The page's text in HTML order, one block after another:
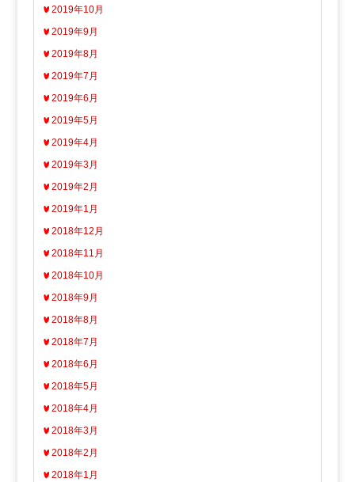
2019年10月
2019年9月
2019年8月
2019年7月
2019年6月
2019年5月
2019年4月
2019年3月
2019年2月
2019年1月
2018年12月
2018年11月
2018年10月
2018年9月
2018年8月
2018年7月
2018年6月
2018年5月
2018年4月
2018年3月
2018年2月
2018年1月